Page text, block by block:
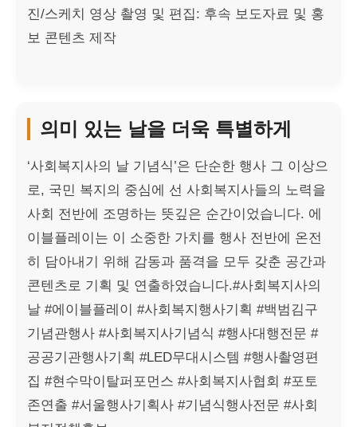
진/스케치 영상 촬영 및 편집: 후속 보도자료 및 홍
보 콘텐츠 제작
의미 있는 날을 더욱 특별하게
‘사회복지사의 날 기념식’은 단순한 행사 그 이상으
로, 국민 복지의 중심에 선 사회복지사들의 노력을
사회 전반에 조명하는 뜻깊은 순간이었습니다. 에
이블플레이는 이 소중한 가치를 행사 전반에 온전
히 담아내기 위해 감동과 품격을 모두 갖춘 공간과
콘텐츠로 기획 및 연출하였습니다.#사회복지사의
날 #에이블플레이 #사회복지행사기획 #백범김구
기념관행사 #사회복지사기념식 #행사대행전문 #
공공기관행사기획 #LED무대시스템 #행사촬영편
집 #현수막이탈퍼포먼스 #사회복지사협회 #포토
존연출 #서울행사기획사 #기념식행사전문 #사회